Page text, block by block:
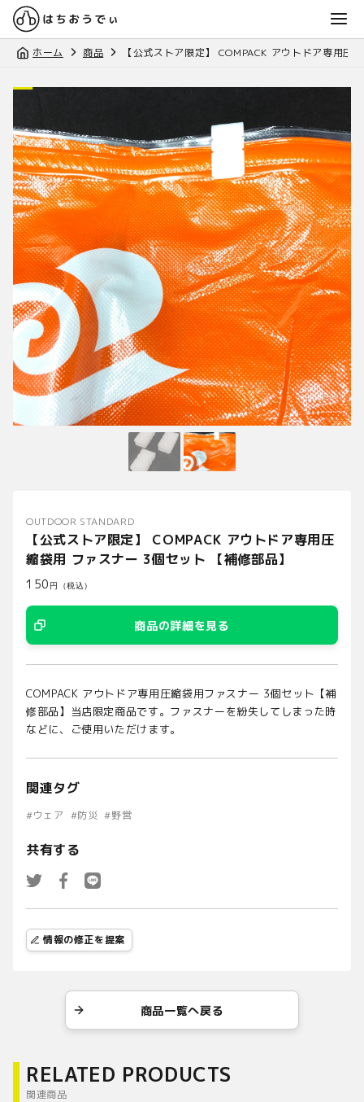
ホーム 商品 【公式ストア限定】 COMPACK アウトドア専用圧
OUTDOOR STANDARD
【公式ストア限定】 COMPACK アウトドア専用圧
縮袋用 ファスナー 3個セット 【補修部品】
150 円（税込）
商品の詳細を見る
COMPACK アウトドア専用圧縮袋用ファスナー 3個セット【補
修部品】当店限定商品です。ファスナーを紛失してしまった時
などに、ご使用いただけます。
関連タグ
#ウェア #防災 #野営
共有する
情報の修正を提案
商品一覧へ戻る
RELATED PRODUCTS
関連商品